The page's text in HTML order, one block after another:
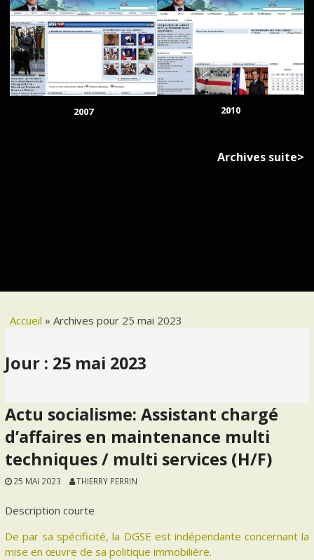
2007 2010
Archives suite>
Accueil »Archives pour 25 mai 2023
Jour : 25 mai 2023
Actu socialisme: Assistant chargé
d’affaires en maintenance multi
techniques / multi services (H/F)
25 MAI 2023 THIERRY PERRIN
Description courte
De par sa spécificité, la DGSE est indépendante concernant la
mise en œuvre de sa politique immobilière.